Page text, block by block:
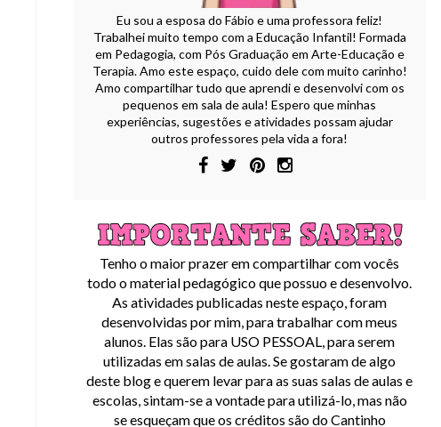
Eu sou a esposa do Fábio e uma professora feliz!
Trabalhei muito tempo com a Educação Infantil! Formada
em Pedagogia, com Pós Graduação em Arte-Educação e
Terapia. Amo este espaço, cuido dele com muito carinho!
Amo compartilhar tudo que aprendi e desenvolvi com os
pequenos em sala de aula! Espero que minhas
experiências, sugestões e atividades possam ajudar
outros professores pela vida a fora!
Tenho o maior prazer em compartilhar com vocês
todo o material pedagógico que possuo e desenvolvo.
As atividades publicadas neste espaço, foram
desenvolvidas por mim, para trabalhar com meus
alunos. Elas são para USO PESSOAL, para serem
utilizadas em salas de aulas. Se gostaram de algo
deste blog e querem levar para as suas salas de aulas e
escolas, sintam-se a vontade para utilizá-lo, mas não
se esqueçam que os créditos são do Cantinho